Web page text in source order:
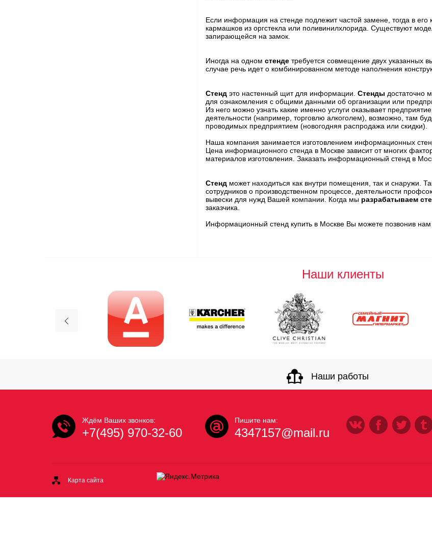
Если информация на стенде подлежит частой замене, тогда в его
кармашков из оргстекла или поливинилхлорида. Существуют
запирающейся на замок.
Иногда на одном стенде требуется совмещение двух указанных
случае речь идет о комбинированном методе наполнения
Стенд это настенный щит для информации. Стенды достаточно
для ознакомления с общими данными об организации или
Из него можно узнать какие именно услуги оказывает
деятельности (например, торговлю алкоголем), возможно, там
проводимых предприятием (новогодняя распродажа или скидки).
Наша компания занимается изготовлением информационных
Цена информационного стенда в Москве зависит от многих
материалов изготовления. Заказать информационный стенд в
Стенд может находиться как внутри помещения, так и снаружи.
сотрудников о производственном процессе, деятельности
вывески для нужд Вашей компании. Когда мы разрабатываем
заказчика.
Информационный стенд купить в Москве Вы можете позвонив
Наши клиенты
Наши работы
Ждём Ваших звонков:
+7(495) 970-32-60
Пишите нам:
4347157@mail.ru
Карта сайта